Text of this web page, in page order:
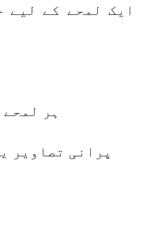
ایک لمحے کے لیے
ہر
پرانی تصاویر